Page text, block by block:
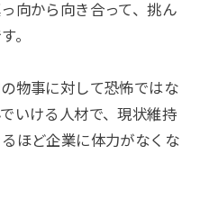
向から向き合って、挑ん
。
物事に対して恐怖ではな
いける人材で、現状維持
ほど企業に体力がなくな